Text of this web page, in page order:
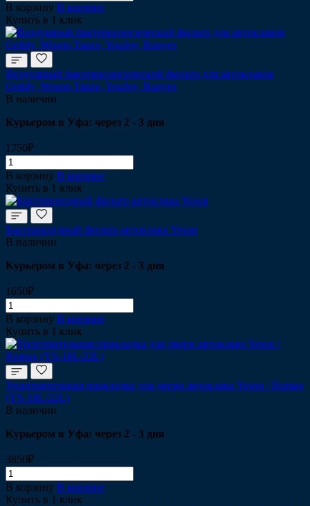
В корзину В корзине
Купить в 1 клик
Воздушный бактериологический фильтр для автоклавов
Getidy, Woson Tanzo, YouJoy, Runyes
В наличии
Курьером в Уфа: через 2 - 3 дня
1750₽
В корзину В корзине
Купить в 1 клик
Бактерицидный фильтр автоклава Yeson
В наличии
Курьером в Уфа: через 2 - 3 дня
1650₽
В корзину В корзине
Купить в 1 клик
Уплотнительная прокладка для двери автоклава Yeson / Romax
(YS-18L/22L)
В наличии
Курьером в Уфа: через 2 - 3 дня
3850₽
В корзину В корзине
Купить в 1 клик